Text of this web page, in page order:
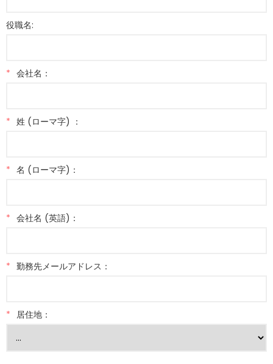
役職名:
* 会社名：
* 姓 (ローマ字) ：
* 名 (ローマ字)：
* 会社名 (英語)：
* 勤務先メールアドレス：
* 居住地：